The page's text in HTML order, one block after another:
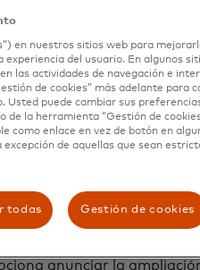
ahorros en
depósitos en efectivo,
congelar el dinero
por 90 días,
plazo. Así, a partir del 11
28 días pasará a tener
ofrecerá un rendimiento
un rendimiento
de nuestros
que quisieran tener en
anunciar la
en nuestros sitios web para
del usuario. En algunos
las actividades de navegación e
de cookies” más adelante para
Usted puede cambiar sus
la herramienta “Gestión de
como enlace en vez de botón en
excepción de aquellas que sean
todas Gestión de cookies